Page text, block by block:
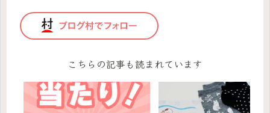
こちらの記事も読まれています